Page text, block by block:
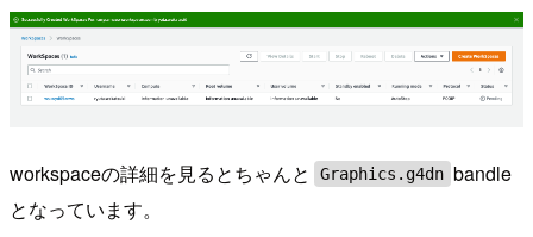
workspaceの詳細を見るとちゃんと Graphics.g4dn bandle
となっています。